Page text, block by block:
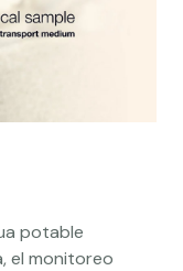
potable
el monitoreo